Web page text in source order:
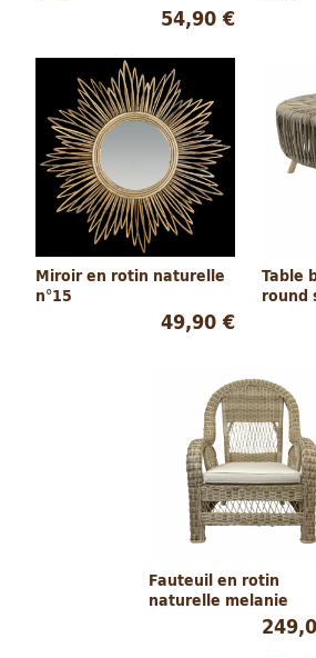
54,90 €
Miroir en rotin naturelle
n°15
49,90 €
Table
round
Fauteuil en rotin
naturelle melanie